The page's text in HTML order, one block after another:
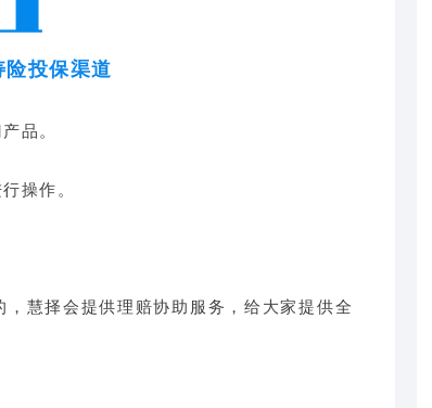
投保渠道
品。
操作。
慧择会提供理赔协助服务，给大家提供全